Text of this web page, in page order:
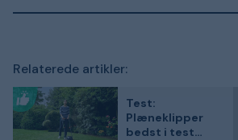
Relaterede artikler:
Test:
Plæneklipper
bedst i test